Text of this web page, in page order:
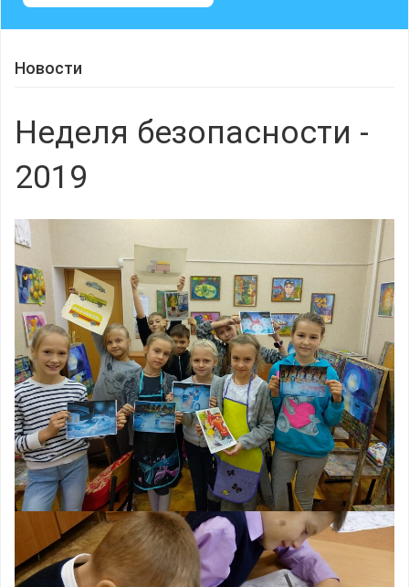
Новости
Неделя безопасности -
2019